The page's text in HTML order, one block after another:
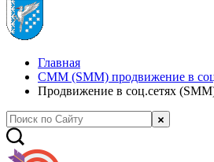
Главная
СММ (SMM) продвижение в
Продвижение в соц.сетях